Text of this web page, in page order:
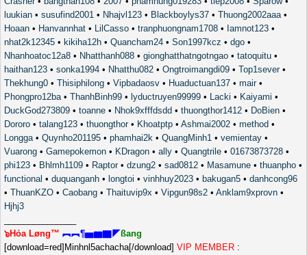
luukian • susufind2001 • Nhajvl123 • Blackboylys37 • Thuong2002aaa•
Hoaan • Hanvannhat • LilCasso • tranphuongnam1708 • Iamnot123 •
nhat2k12345 • kikiha12h • Quancham24 • Son1997kcz • dgo •
Nhanhoatoc12a8 • Nhatthanh088 • gionghatthatngotngao • tatoquitu •
haithan123 • sonka1994 • Nhatthu082 • Ongtroimangdi09 • Top1sever•
Thekhung0 • Thisiphilong • Vipbadaosv • Huaductuan137 • mair•
Phongpro12ba• ThanhBinh99 • lyductruyen99999 • Lacki • Kaiyami •
DuckGod273809 • toanne • Nhok9xfffdsdd • thuongthor1412 • DoBien •
Dororo • talang123 • thuongthor• Khoatptp • Ashmai2002 • method •
Longga• Quynho201195 • phamhai2k • QuangMinh1 • vemientay •
Vuarong • Gamepokemon • KDragon • ally • Quangtrile • 01673873728 •
phi123 • Bhlmh1109 • Raptor• dzung2 • sad0812 • Masamune • thuanpho •
functional • duquanganh • longtoi • vinhhuy2023 • bakugan5 • danhcong96
• ThuanKZO • Caobang • Thaituvip9x • Vipgun98s2 • Anklam9xprovn •
Hjhj3
๖Hỏa Løng™ ︻︻¶▅▆▇◤ßang
[download=red]Minhnl5achacha[/download] VIP MEMBER :